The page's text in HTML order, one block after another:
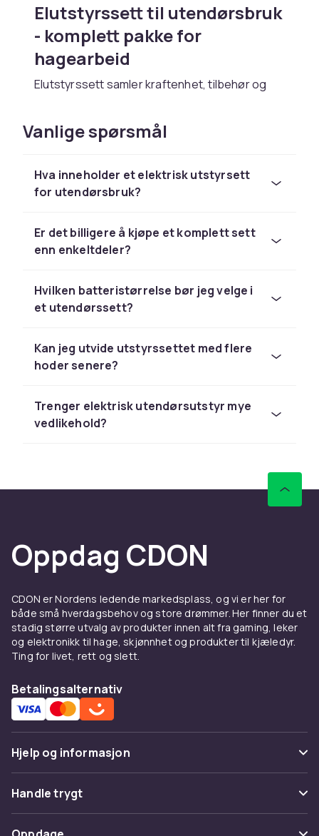
Elutstyrssett til utendørsbruk
- komplett pakke for
hagearbeid
Elutstyrssett samler kraftenhet, tilbehør og
for hjemmebrukere.
hagen. Et gresstrimmere og hekksaks-sett
dekker de vanligste behovene. Det er mer
enkeltmaskiner.
Utvid batterisystemet
trinnvis
Start med maskinene du har mest bruk for og
Investeringen i systemet lønner seg mer jo
flere maskiner du har.
Hos CDON finner du elutstyrssett fra
Husqvarna,Ryobi
Kvalitet, holdbarhet og riktig
somHusqvarna Stihl,Gardenaog
den beste kombinasjonen av ytelse,
tilbehør garanterer korrekt passform og
funksjon. Regelmessig vedlikehold med de
riktige produktene er den beste investeringen
du kan gjøre for å sikre lang levetid og optimale
resultater fra dine hagemaskiner. Hos CDON
finner du alt du trenger til stell og vedlikehold
av hagemaskiner til konkurransedyktige priser
med trygt kjøp og rask levering.
fremragende ytelse kombinert med lavt
støynivå, ingen utslipp og minimalt
vedlikeholdsbehov. Et gjennomtenkt
å bruke det samme batteriet til alle
Vanlige spørsmål
Hva inneholder et elektrisk utstyrsett
for utendørsbruk?
Er det billigere å kjøpe et komplett sett
enn enkeltdeler?
Hvilken batteristørrelse bør jeg velge i
et utendørssett?
Kan jeg utvide utstyrssettet med flere
hoder senere?
Trenger elektrisk utendørsutstyr mye
vedlikehold?
Oppdag CDON
CDON er Nordens ledende markedsplass, og vi er her for
både små hverdagsbehov og store drømmer. Her finner du et
stadig større utvalg av produkter innen alt fra gaming, leker
og elektronikk til hage, skjønnhet og produkter til kjæledyr.
Ting for livet, rett og slett.
Betalingsalternativ
Hjelp og informasjon
Vanlige spørsmål
Spor pakke
Handle trygt
Betaling